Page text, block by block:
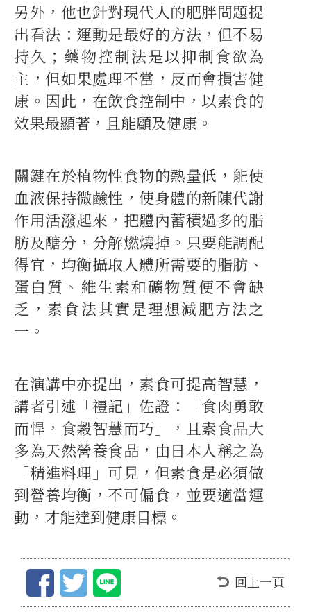
另外，他也針對現代人的肥胖問題提
出看法：運動是最好的方法，但不易
持久；藥物控制法是以抑制食欲為
主，但如果處理不當，反而會損害健
康。因此，在飲食控制中，以素食的
效果最顯著，且能顧及健康。
關鍵在於植物性食物的熱量低，能使
血液保持微鹼性，使身體的新陳代謝
作用活潑起來，把體內蓄積過多的脂
肪及醣分，分解燃燒掉。只要能調配
得宜，均衡攝取人體所需要的脂肪、
蛋白質、維生素和礦物質便不會缺
乏，素食法其實是理想減肥方法之
一。
在演講中亦提出，素食可提高智慧，
講者引述「禮記」佐證：「食肉勇敢
而悍，食穀智慧而巧」，且素食品大
多為天然營養食品，由日本人稱之為
「精進料理」可見，但素食是必須做
到營養均衡，不可偏食，並要適當運
動，才能達到健康目標。
回上一頁